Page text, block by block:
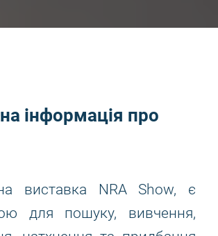
інформація про
виставка NRA Show, є
для пошуку, вивчення,